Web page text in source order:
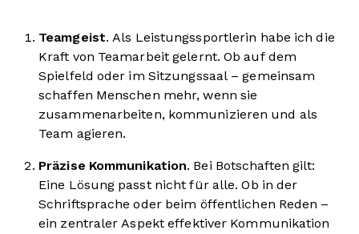
Teamgeist. Als Leistungssportlerin habe ich die
Kraft von Teamarbeit gelernt. Ob auf dem
Spielfeld oder im Sitzungssaal – gemeinsam
schaffen Menschen mehr, wenn sie
zusammenarbeiten, kommunizieren und als
Team agieren.
Präzise Kommunikation. Bei Botschaften gilt:
Eine Lösung passt nicht für alle. Ob in der
Schriftsprache oder beim öffentlichen Reden –
ein zentraler Aspekt effektiver Kommunikation